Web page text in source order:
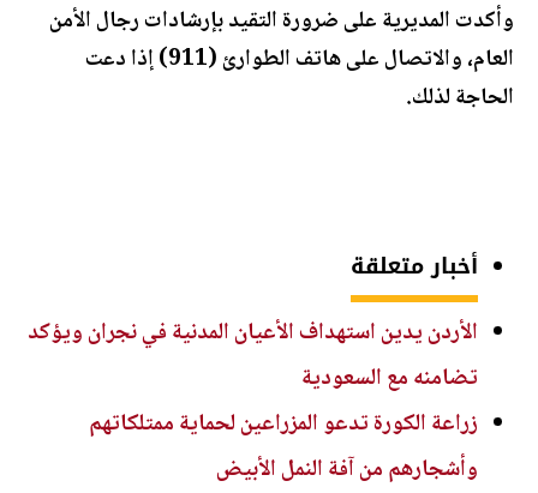
وأكدت المديرية على ضرورة التقيد بإرشادات رجال الأمن
العام، والاتصال على هاتف الطوارئ (911) إذا دعت
الحاجة لذلك.
أخبار متعلقة
الأردن يدين استهداف الأعيان المدنية في نجران ويؤكد
تضامنه مع السعودية
زراعة الكورة تدعو المزراعين لحماية ممتلكاتهم
وأشجارهم من آفة النمل الأبيض